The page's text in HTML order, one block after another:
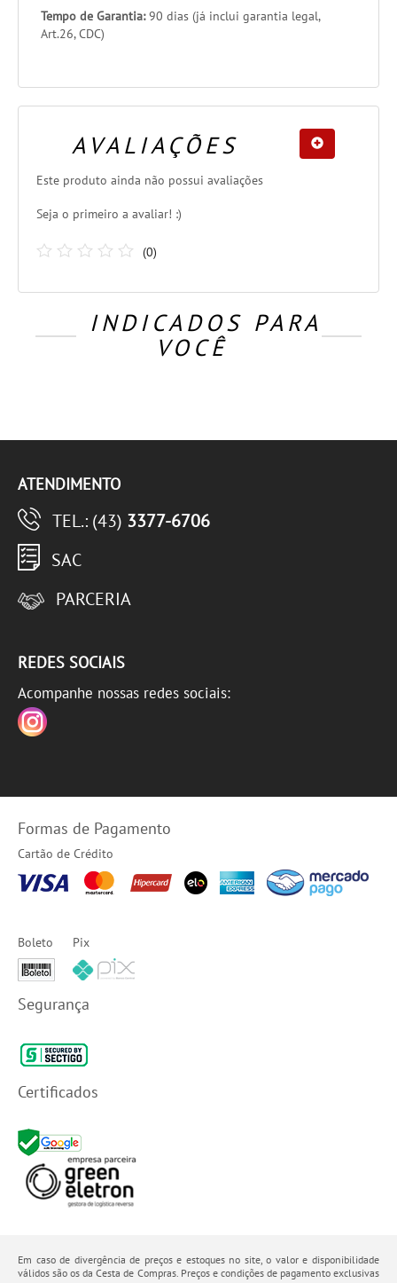
Tempo de Garantia:90 dias (já inclui garantia legal,
Art.26, CDC)
AVALIAÇÕES
Este produto ainda não possui avaliações
Seja o primeiro a avaliar! :)
(0)
INDICADOS PARA
VOCÊ
ATENDIMENTO
TEL.: (43) 3377-6706
SAC
PARCERIA
REDES SOCIAIS
Acompanhe nossas redes sociais:
Formas de Pagamento
Cartão de Crédito
Boleto Pix
Segurança
Certificados
Em caso de divergência de preços e estoques no site, o valor e disponibilidade
válidos são os da Cesta de Compras. Preços e condições de pagamento exclusivas